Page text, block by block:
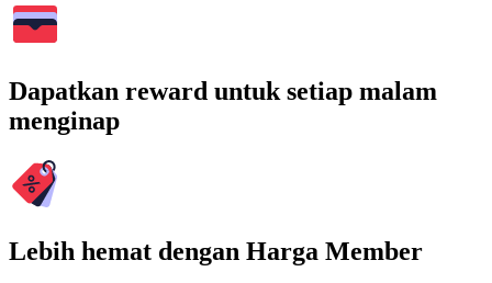
Dapatkan reward untuk setiap malam
menginap
Lebih hemat dengan Harga Member